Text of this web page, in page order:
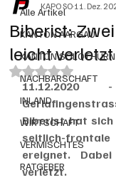
Alle Artikel
KANTON AARGAU
KANTON SOLOTHURN
NACHBARSCHAFT
INLAND
WIRTSCHAFT
VERMISCHTES
RATGEBER
Biberist:
leicht verletzt
KAPO SO11. Dez.
Mit NaN von 5
11.12.2020
Biberist hat sich
seitlich-
ereignet.
verletzt.